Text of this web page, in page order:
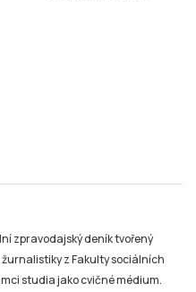
zpravodajský deník tvořený
z Fakulty sociálních
studia jako cvičné médium.